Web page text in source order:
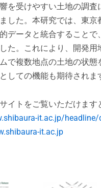
を受けやすい土地の調
した。本研究では、東
データと統合すること
た。これにより、開発
で複数地点の土地の状
しての機能も期待されま
イトをご覧いただけます
it.ac.jp/
it.ac.jp